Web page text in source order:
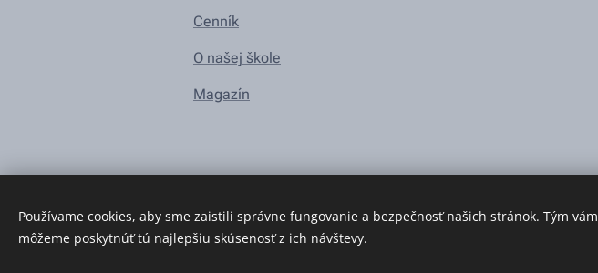
Cenník
O našej škole
Magazín
Používame cookies, aby sme zaistili správne fungovanie a bezpečnosť našich stránok. Tým vám
môžeme poskytnúť tú najlepšiu skúsenosť z ich návštevy.